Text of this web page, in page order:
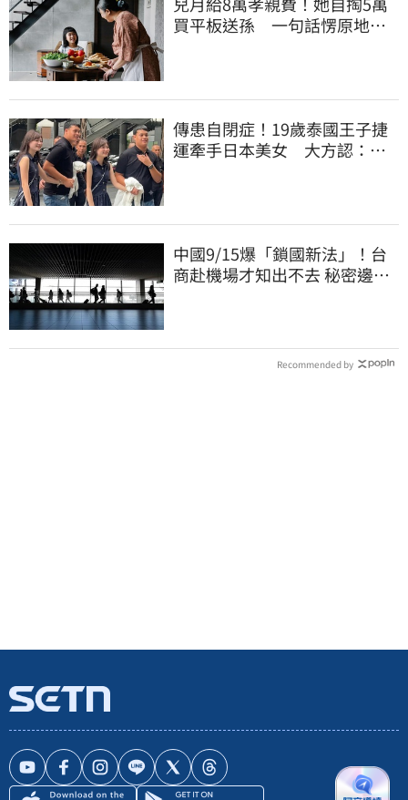
買平板送孫 一句話愣原地
傳患自閉症！19歲泰國王子捷
運牽手日本美女 大方認：
中國9/15爆「鎖國新法」！台
商赴機場才知出不去 秘密邊控
Recommended by